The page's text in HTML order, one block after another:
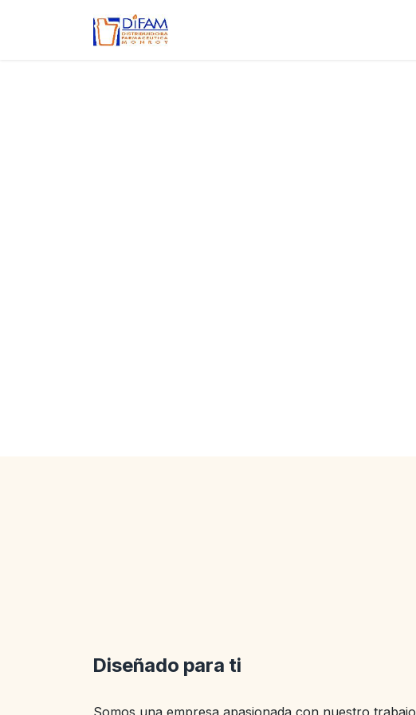
Ir al contenido
Diseñado para ti
Somos una empresa apasionada con nuestro trabajo,